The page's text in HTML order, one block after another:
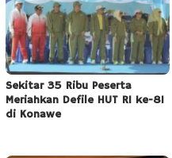
Sekitar 35 Ribu Peserta
Meriahkan Defile HUT RI ke-81
di Konawe